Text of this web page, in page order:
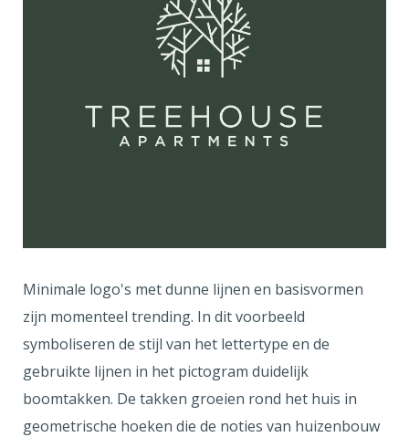
Minimale logo's met dunne lijnen en basisvormen
zijn momenteel trending. In dit voorbeeld
symboliseren de stijl van het lettertype en de
gebruikte lijnen in het pictogram duidelijk
boomtakken. De takken groeien rond het huis in
geometrische hoeken die de noties van huizenbouw